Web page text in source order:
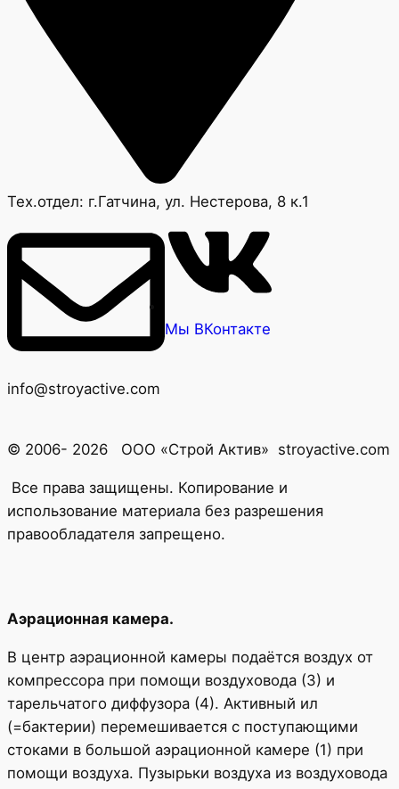
Тех.отдел: г.Гатчина, ул. Нестерова, 8 к.1
info@stroyactive.com
Мы ВКонтакте
© 2006- 2026 ООО «Строй Актив» stroyactive.com
Все права защищены. Копирование и
использование материала без разрешения
правообладателя запрещено.
Аэрационная камера.
В центр аэрационной камеры подаётся воздух от
компрессора при помощи воздуховода (3) и
тарельчатого диффузора (4). Активный ил
(=бактерии) перемешивается с поступающими
стоками в большой аэрационной камере (1) при
помощи воздуха. Пузырьки воздуха из воздуховода